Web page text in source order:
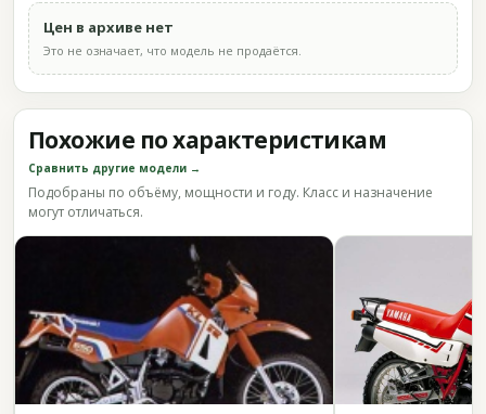
Цен в архиве нет
Это не означает, что модель не продаётся.
Похожие по характеристикам
Сравнить другие модели →
Подобраны по объёму, мощности и году. Класс и назначение
могут отличаться.